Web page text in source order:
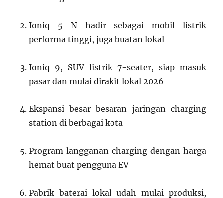
Ioniq 5 N hadir sebagai mobil listrik
performa tinggi, juga buatan lokal
Ioniq 9, SUV listrik 7-seater, siap masuk
pasar dan mulai dirakit lokal 2026
Ekspansi besar-besaran jaringan charging
station di berbagai kota
Program langganan charging dengan harga
hemat buat pengguna EV
Pabrik baterai lokal udah mulai produksi,